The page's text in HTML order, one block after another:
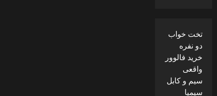
تخت خواب
دو نفره
خرید فالوور
واقعی
سیم و کابل
سیمیا